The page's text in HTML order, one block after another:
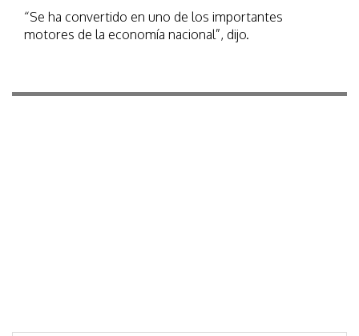
“Se ha convertido en uno de los importantes
motores de la economía nacional”, dijo.